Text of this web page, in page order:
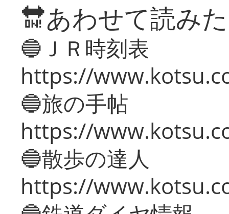
🔛あわせて読み
🔵ＪＲ時刻表
https://
🔵旅の手帖
https://
🔵散歩の達人
https://